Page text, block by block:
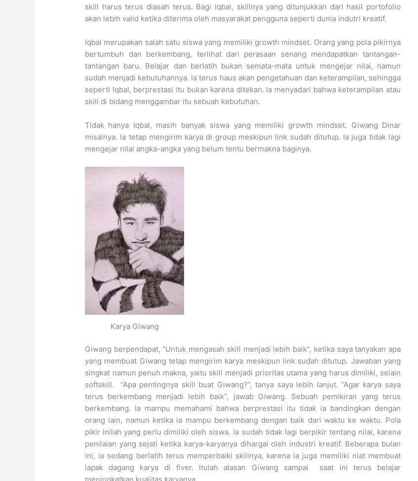
skill harus terus diasah terus. Bagi Iqbal, skillnya yang ditunjukkan dari hasil portofolio
akan lebih valid ketika diterima oleh masyarakat pengguna seperti dunia indutri kreatif.
Iqbal merupakan salah satu siswa yang memiliki growth mindset. Orang yang pola pikirnya
bertumbuh dan berkembang, terlihat dari perasaan senang mendapatkan tantangan-
tantangan baru. Belajar dan berlatih bukan semata-mata untuk mengejar nilai, namun
sudah menjadi kebutuhannya. Ia terus haus akan pengetahuan dan keterampilan, sehingga
seperti Iqbal, berprestasi itu bukan karena ditekan. Ia menyadari bahwa keterampilan atau
skill di bidang menggambar itu sebuah kebutuhan.
Tidak hanya Iqbal, masih banyak siswa yang memiliki growth mindset. Giwang Dinar
misalnya. Ia tetap mengirim karya di group meskipun link sudah ditutup. Ia juga tidak lagi
mengejar nilai angka-angka yang belum tentu bermakna baginya.
Karya Giwang
Giwang berpendapat, “Untuk mengasah skill menjadi lebih baik”, ketika saya tanyakan apa
yang membuat Giwang tetap mengirim karya meskipun link sudah ditutup. Jawaban yang
singkat namun penuh makna, yaitu skill menjadi prioritas utama yang harus dimiliki, selain
softskill. “Apa pentingnya skill buat Giwang?”, tanya saya lebih lanjut. “Agar karya saya
terus berkembang menjadi lebih baik”, jawab Giwang. Sebuah pemikiran yang terus
berkembang. Ia mampu memahami bahwa berprestasi itu tidak ia bandingkan dengan
orang lain, namun ketika ia mampu berkembang dengan baik dari waktu ke waktu. Pola
pikir inilah yang perlu dimiliki oleh siswa. Ia sudah tidak lagi berpikir tentang nilai, karena
penilaian yang sejati ketika karya-karyanya dihargai oleh industri kreatif. Beberapa bulan
ini, ia sedang berlatih terus memperbaiki skillnya, karena ia juga memiliki niat membuat
lapak dagang karya di fiver. Itulah alasan Giwang sampai saat ini terus belajar